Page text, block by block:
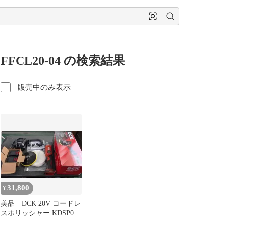
FFCL20-04 の検索結果
販売中のみ表示
¥31,800
美品 DCK 20V コードレ
スポリッシャー KDSP02-